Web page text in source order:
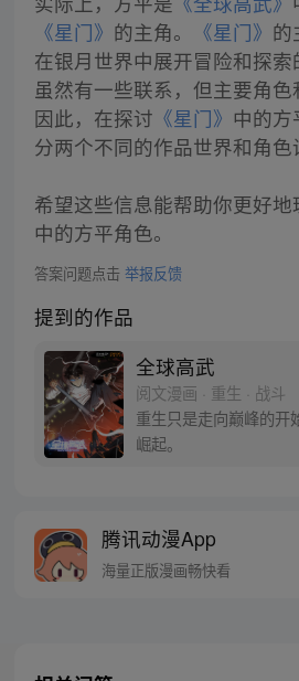
《星门》 的主角。 《星门》 的
在银月世界中展开冒险和探
虽然有一些联系，但主要角色
因此，在探讨 《星门》 中的方
分两个不同的作品世界和角色
希望这些信息能帮助你更好地
中的方平角色。
答案问题点击 举报反馈
提到的作品
全球高武
阅文漫画 · 重生 · 战斗
重生只是走向巅峰的开
崛起。
腾讯动漫App
海量正版漫画畅快看